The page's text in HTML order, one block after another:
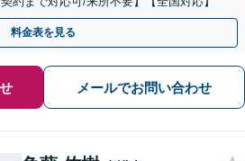
料金表を見る
メールでお問い合わせ